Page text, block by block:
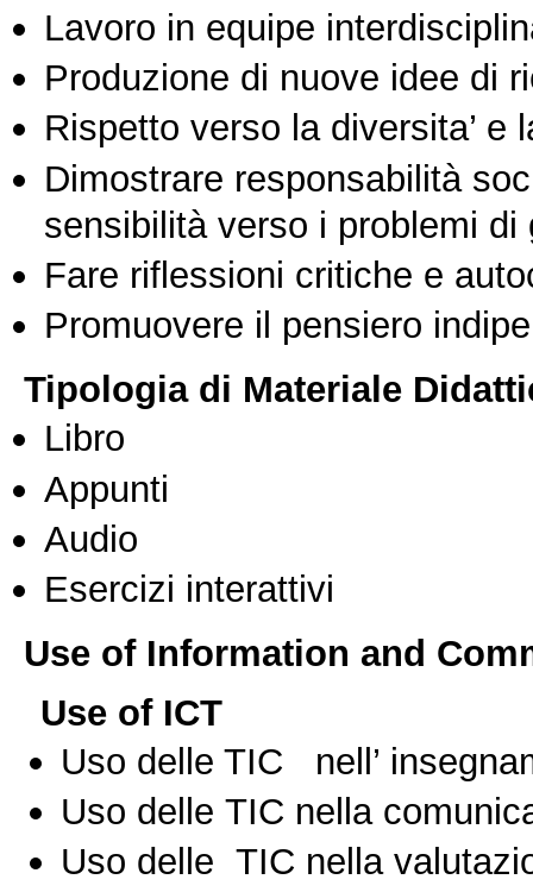
Lavoro in equipe
Produzione di nuove idee di
Rispetto verso la diversita’ e
Dimostrare responsabilità
sensibilità verso i problemi di
Fare riflessioni critiche e
Promuovere il pensiero
Tipologia di Materiale
Libro
Appunti
Audio
Esercizi interattivi
Use of Information and
Use of ICT
Uso delle TIC nell’
Uso delle TIC nella
Uso delle TIC nella